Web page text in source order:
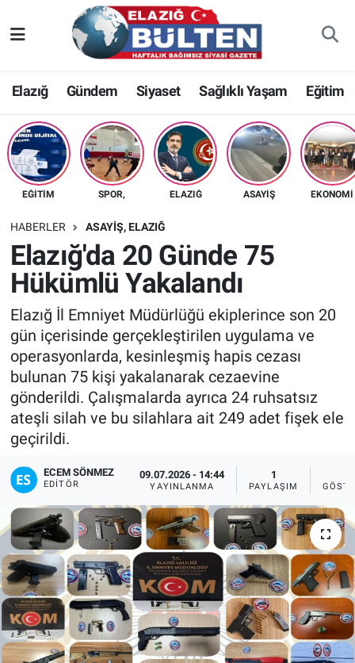
Elazığ Gündem Siyaset Sağlıklı Yaşam Eğitim
EĞITIM SPOR, ELAZIĞ ASAYIŞ EKONOMI
HABERLER ASAYIŞ, ELAZIĞ
Elazığ'da 20 Günde 75
Hükümlü Yakalandı
Elazığ İl Emniyet Müdürlüğü ekiplerince son 20
gün içerisinde gerçekleştirilen uygulama ve
operasyonlarda, kesinleşmiş hapis cezası
bulunan 75 kişi yakalanarak cezaevine
gönderildi. Çalışmalarda ayrıca 24 ruhsatsız
ateşli silah ve bu silahlara ait 249 adet fişek ele
geçirildi.
ECEM SÖNMEZ
EDITÖR
09.07.2026 - 14:44
YAYINLANMA
1
PAYLAŞIM
Asayiş
Bilim-Teknoloji
Eğitim
Ekonomi
Elazığ
Gündem
Kültür-Sanat
Sağlık
Sağlıklı Yaşam
Siyaset
Spor
Yaşam
Nöbetçi Eczaneler
Hava Durumu
Namaz Vakitleri
Trafik Durumu
Süper Lig Puan Durumu ve Fikstür
Tüm Manşetler
Son Dakika Haberleri
Haber Arşivi